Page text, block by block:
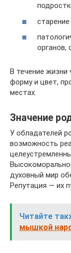
органов,
В течение жизни
форму и цвет,
местах.
Значение
У обладателей
возможность
духовный мир
Репутация — их
Читайте
мышкой